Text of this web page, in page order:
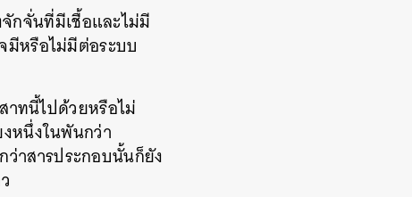
กจั่นที่มีเชื้อและไม่มี
มีหรือไม่มีต่อระบบ
ทนี้ไปด้วยหรือไม่
หนึ่งในพันกว่า
าสารประกอบนั้นก็ยัง